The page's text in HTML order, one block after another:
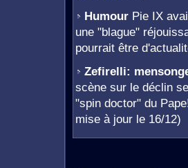
Humour Pie IX
une "blague"
pourrait être
Zefirelli:
scène sur le déclin
"spin doctor" du
mise à jour le 16/12)